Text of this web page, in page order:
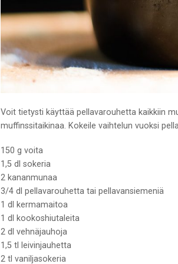
Voit tietysti käyttää pellavarouhetta kaikkiin
muffinssitaikinaa. Kokeile vaihtelun vuoksi
150 g voita
1,5 dl sokeria
2 kananmunaa
3/4 dl pellavarouhetta tai pellavansiemeniä
1 dl kermamaitoa
1 dl kookoshiutaleita
2 dl vehnäjauhoja
1,5 tl leivinjauhetta
2 tl vaniljasokeria